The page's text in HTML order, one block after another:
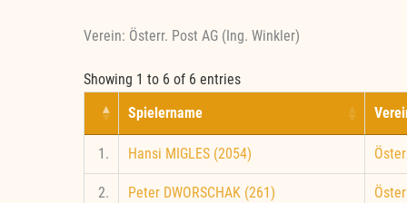
Verein: Österr. Post AG (Ing. Winkler)
Showing 1 to 6 of 6 entries
Spielername
1. Hansi MIGLES (2054)
2. Peter DWORSCHAK (261)